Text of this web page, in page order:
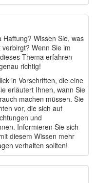
Wissen Sie, was
Wenn Sie im
Thema erfahren
richtig!
in Vorschriften, die eine
erläutert Ihnen, wann Sie
machen müssen. Sie
vor, die sich auf
und
Informieren Sie sich
diesem Wissen mehr
verhalten sollten!